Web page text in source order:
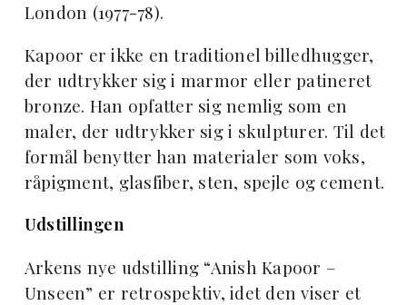
London (1977-78).
Kapoor er ikke en traditionel billedhugger,
der udtrykker sig i marmor eller patineret
bronze. Han opfatter sig nemlig som en
maler, der udtrykker sig i skulpturer. Til det
formål benytter han materialer som voks,
råpigment, glasfiber, sten, spejle og cement.
Udstillingen
Arkens nye udstilling “Anish Kapoor –
Unseen” er retrospektiv, idet den viser et